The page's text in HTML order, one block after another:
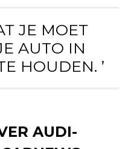
JE MOET
AUTO IN
HOUDEN. ’
AUDI-